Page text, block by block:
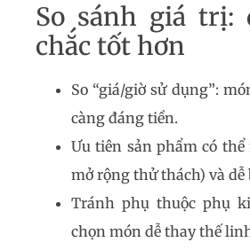
So sánh giá trị:
chắc tốt hơn
So “giá/giờ sử dụng”:
càng đáng tiền.
Ưu tiên sản phẩm có
mở rộng thử thách) và dễ
Tránh phụ thuộc phụ
chọn món dễ thay thế